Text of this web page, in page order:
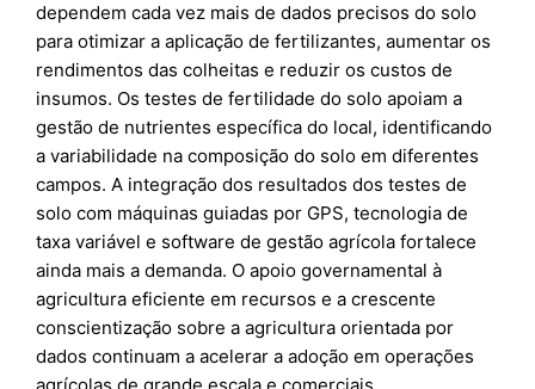
dependem cada vez mais de dados precisos do solo
para otimizar a aplicação de fertilizantes, aumentar os
rendimentos das colheitas e reduzir os custos de
insumos. Os testes de fertilidade do solo apoiam a
gestão de nutrientes específica do local, identificando
a variabilidade na composição do solo em diferentes
campos. A integração dos resultados dos testes de
solo com máquinas guiadas por GPS, tecnologia de
taxa variável e software de gestão agrícola fortalece
ainda mais a demanda. O apoio governamental à
agricultura eficiente em recursos e a crescente
conscientização sobre a agricultura orientada por
dados continuam a acelerar a adoção em operações